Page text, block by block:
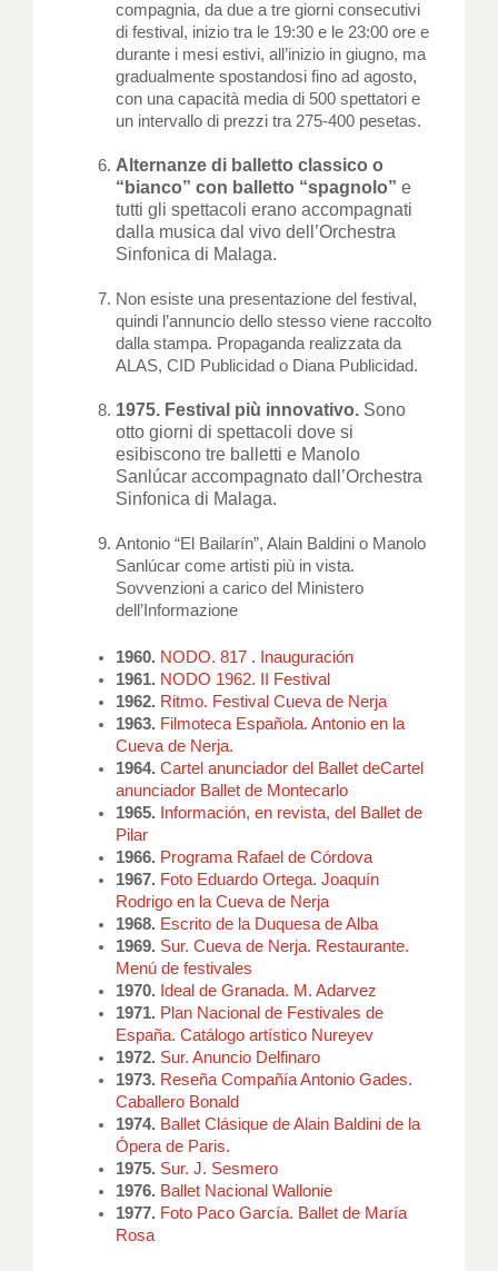
compagnia, da due a tre giorni consecutivi
di festival, inizio tra le 19:30 e le 23:00 ore e
durante i mesi estivi, all’inizio in giugno, ma
gradualmente spostandosi fino ad agosto,
con una capacità media di 500 spettatori e
un intervallo di prezzi tra 275-400 pesetas.
Alternanze di balletto classico o
“bianco” con balletto “spagnolo” e
tutti gli spettacoli erano accompagnati
dalla musica dal vivo dell’Orchestra
Sinfonica di Malaga.
Non esiste una presentazione del festival,
quindi l’annuncio dello stesso viene raccolto
dalla stampa. Propaganda realizzata da
ALAS, CID Publicidad o Diana Publicidad.
1975. Festival più innovativo.Sono
otto giorni di spettacoli dove si
esibiscono tre balletti e Manolo
Sanlúcar accompagnato dall’Orchestra
Sinfonica di Malaga.
Antonio “El Bailarín”, Alain Baldini o Manolo
Sanlúcar come artisti più in vista.
Sovvenzioni a carico del Ministero
dell’Informazione
1960. NODO. 817 . Inauguración
1961. NODO 1962. II Festival
1962. Ritmo. Festival Cueva de Nerja
1963. Filmoteca Española. Antonio en la
Cueva de Nerja.
1964. Cartel anunciador del Ballet deCartel
anunciador Ballet de Montecarlo
1965.
Información, en revista, del Ballet de
Pilar
1966. Programa Rafael de Córdova
1967. Foto Eduardo Ortega. Joaquín
Rodrigo en la Cueva de Nerja
1968. Escrito de la Duquesa de Alba
1969. Sur. Cueva de Nerja. Restaurante.
Menú de festivales
1970. Ideal de Granada. M. Adarvez
1971. Plan Nacional de Festivales de
España. Catálogo artístico Nureyev
1972. Sur. Anuncio Delfinaro
1973. Reseña Compañía Antonio Gades.
Caballero Bonald
1974. Ballet Clásique de Alain Baldini de la
Ópera de Paris.
1975. Sur. J. Sesmero
1976. Ballet Nacional Wallonie
1977. Foto Paco García. Ballet de María
Rosa